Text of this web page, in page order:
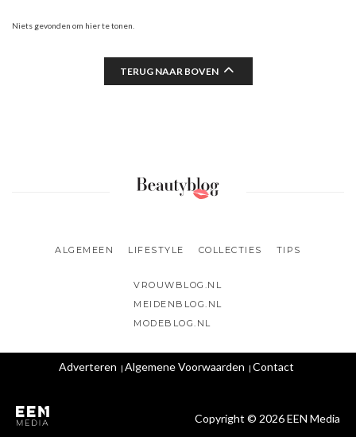
Niets gevonden om hier te tonen.
TERUG NAAR BOVEN
ALGEMEEN LIFESTYLE COLLECTIES TIPS
VROUWBLOG.NL
MEIDENBLOG.NL
MODEBLOG.NL
Copyright © 2026 EEN Media
Adverteren Algemene Voorwaarden Contact